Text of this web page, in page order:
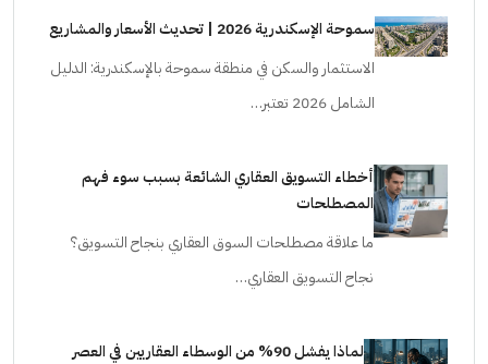
سموحة الإسكندرية 2026 | تحديث الأسعار والمشاريع
الاستثمار والسكن في منطقة سموحة بالإسكندرية: الدليل
الشامل 2026 تعتبر…
أخطاء التسويق العقاري الشائعة بسبب سوء فهم
المصطلحات
ما علاقة مصطلحات السوق العقاري بنجاح التسويق؟
نجاح التسويق العقاري…
لماذا يفشل 90% من الوسطاء العقاريين في العصر